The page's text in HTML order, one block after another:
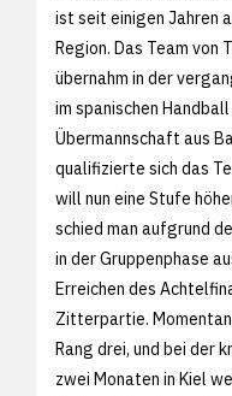
ist seit einigen Jahren
Region. Das Team von
übernahm in der
im spanischen
Übermannschaft aus
qualifizierte sich das
will nun eine Stufe
schied man aufgrund
in der Gruppenphase
Erreichen des
Zitterpartie.
Rang drei, und bei der
zwei Monaten in Kiel